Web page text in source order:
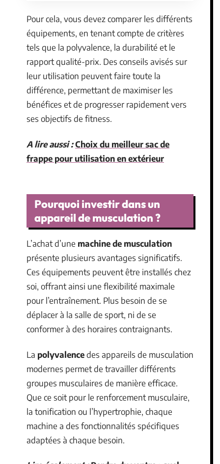
Pour cela, vous devez comparer les différents
équipements, en tenant compte de critères
tels que la polyvalence, la durabilité et le
rapport qualité-prix. Des conseils avisés sur
leur utilisation peuvent faire toute la
différence, permettant de maximiser les
bénéfices et de progresser rapidement vers
ses objectifs de fitness.
A lire aussi :Choix du meilleur sac de
frappe pour utilisation en extérieur
Pourquoi investir dans un
appareil de musculation ?
L’achat d’une machine de musculation
présente plusieurs avantages significatifs.
Ces équipements peuvent être installés chez
soi, offrant ainsi une flexibilité maximale
pour l’entraînement. Plus besoin de se
déplacer à la salle de sport, ni de se
conformer à des horaires contraignants.
La polyvalencedes appareils de musculation
modernes permet de travailler différents
groupes musculaires de manière efficace.
Que ce soit pour le renforcement musculaire,
la tonification ou l’hypertrophie, chaque
machine a des fonctionnalités spécifiques
adaptées à chaque besoin.